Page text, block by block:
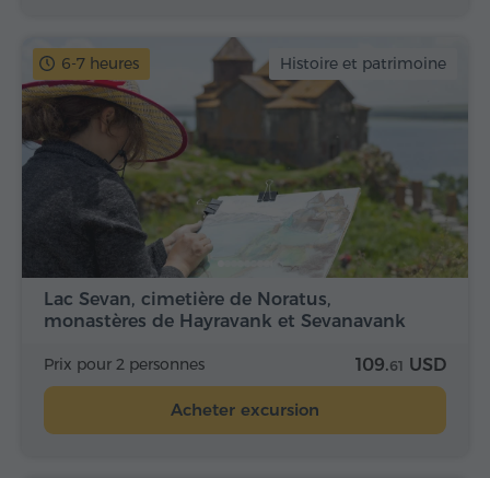
6-7 heures Histoire et patrimoine
Lac Sevan, cimetière de Noratus,
monastères de Hayravank et Sevanavank
Prix pour 2 personnes 109.61 USD
Acheter excursion